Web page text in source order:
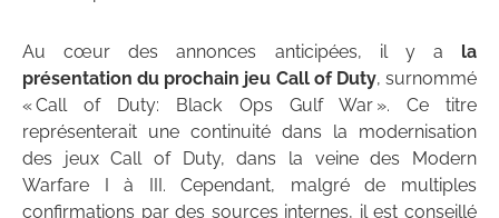
Au cœur des annonces anticipées, il y a la
présentation du prochain jeu Call of Duty, surnommé
« Call of Duty: Black Ops Gulf War ». Ce titre
représenterait une continuité dans la modernisation
des jeux Call of Duty, dans la veine des Modern
Warfare I à III. Cependant, malgré de multiples
confirmations par des sources internes, il est conseillé